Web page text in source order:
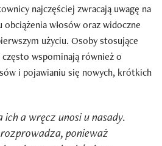
najczęściej zwracają uwagę na
włosów oraz widoczne
użyciu. Osoby stosujące
wspominają również o
i pojawianiu się nowych, krótkich
ich a wręcz unosi u nasady.
ponieważ